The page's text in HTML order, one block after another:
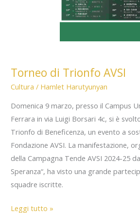
Torneo di Trionfo AVSI
Cultura / Hamlet Harutyunyan
Domenica 9 marzo, presso il Campus
Ferrara in via Luigi Borsari 4c, si è
Trionfo di Beneficenza, un evento a
Fondazione AVSI. La manifestazione,
della Campagna Tende AVSI 2024-25
Speranza“, ha visto una grande
squadre iscritte.
Torneo
Leggi tutto »